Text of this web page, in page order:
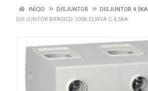
INÍCIO DISJUNTOR
DISJUNTOR 4.5KA
DISJUNTOR BIFASICO 100A CURVA C 4,5KA